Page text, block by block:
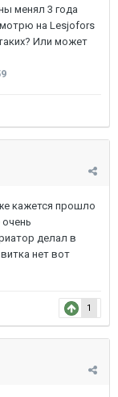
менял 3 года
на Lesjofors
Или может
кажется прошло
делал в
нет вот
1